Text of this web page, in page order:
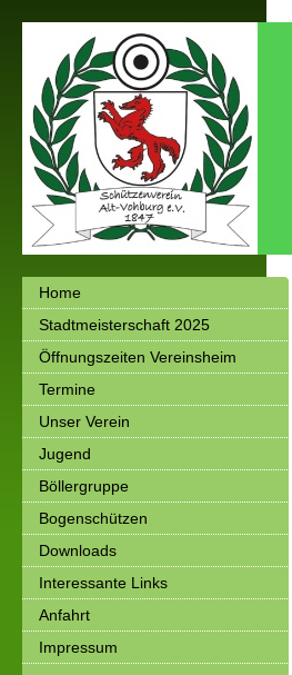
Home
Stadtmeisterschaft 2025
Öffnungszeiten Vereinsheim
Termine
Unser Verein
Jugend
Böllergruppe
Bogenschützen
Downloads
Interessante Links
Anfahrt
Impressum